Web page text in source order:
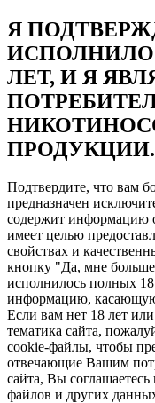
Я
ЛЕТ, И Я
ПРОДУКЦИИ.
Подтвердите, что вам
предназначен
содержит информацию
имеет целью
свойствах и
кнопку "Да, мне
исполнилось полных
информацию,
Если вам нет 18 лет
тематика сайта,
cookie-файлы, чтобы
отвечающие Вашим
сайта, Вы
файлов и других